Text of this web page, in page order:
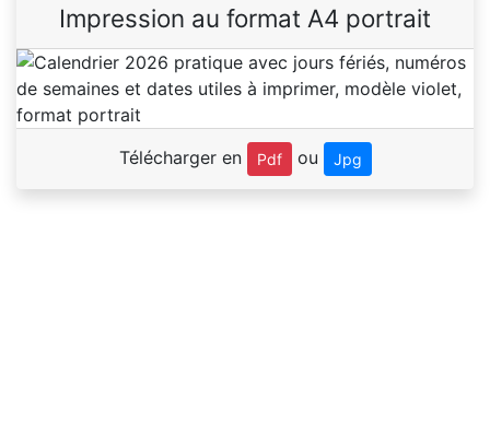
Impression au format A4 portrait
Télécharger en Pdf ou Jpg